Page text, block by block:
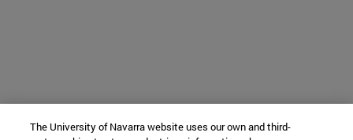
The University of Navarra website uses our own and third-